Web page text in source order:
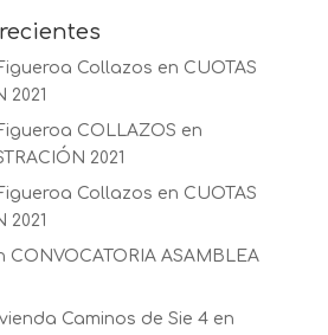
Collazos en CUOTAS
2021
COLLAZOS en
2021
Collazos en CUOTAS
2021
CONVOCATORIA ASAMBLEA
Caminos de Sie 4en